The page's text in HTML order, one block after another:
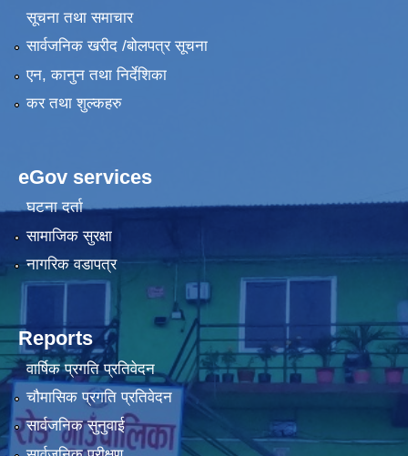
सूचना तथा समाचार
सार्वजनिक खरीद /बोलपत्र सूचना
एन, कानुन तथा निर्देशिका
कर तथा शुल्कहरु
eGov services
घटना दर्ता
सामाजिक सुरक्षा
नागरिक वडापत्र
Reports
वार्षिक प्रगति प्रतिवेदन
चौमासिक प्रगति प्रतिवेदन
सार्वजनिक सुनुवाई